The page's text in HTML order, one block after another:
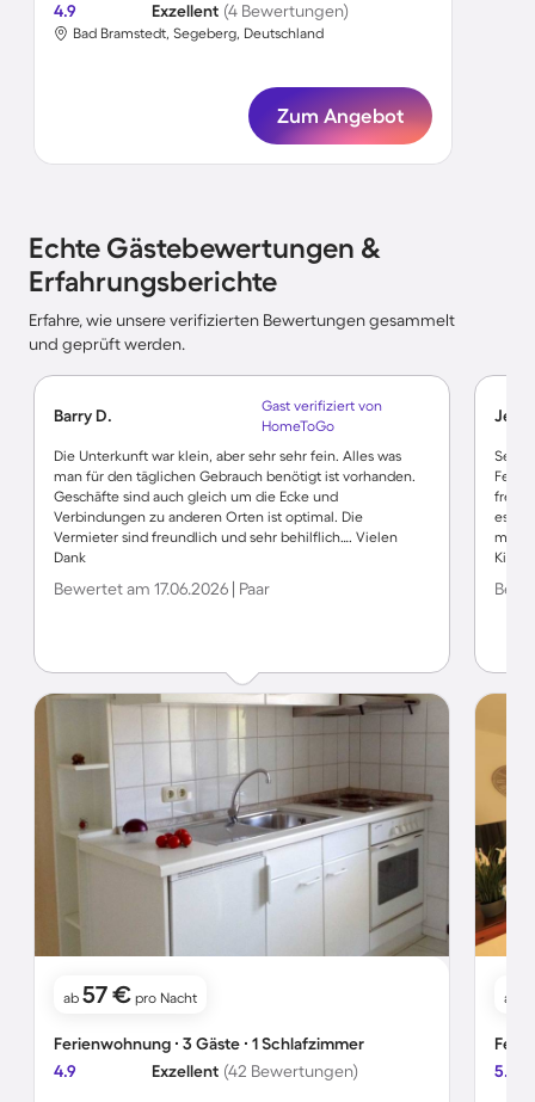
4.9 Exzellent (4 Bewertungen)
Bad Bramstedt, Segeberg, Deutschland
Zum Angebot
Echte Gästebewertungen &
Erfahrungsberichte
Erfahre, wie unsere verifizierten Bewertungen gesammelt
und geprüft werden.
Barry D.
Gast verifiziert von
HomeToGo
Die Unterkunft war klein, aber sehr sehr fein. Alles was
man für den täglichen Gebrauch benötigt ist vorhanden.
Geschäfte sind auch gleich um die Ecke und
Verbindungen zu anderen Orten ist optimal. Die
Vermieter sind freundlich und sehr behilflich…. Vielen
Dank
Bewertet am 17.06.2026 | Paar
ab 57 € pro Nacht
Ferienwohnung ∙ 3 Gäste ∙ 1 Schlafzimmer
4.9
Exzellent (42 Bewertungen)
Sehr
es an
man
Kiel.
ab
5.0